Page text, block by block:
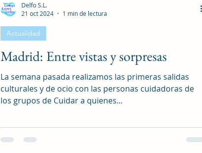
Madrid: Entre vistas y sorpresas
La semana pasada realizamos las primeras salidas
culturales y de ocio con las personas cuidadoras de
los grupos de Cuidar a quienes...
Actualidad
Delfo S.L.
21 oct 2024
1 min de lectura